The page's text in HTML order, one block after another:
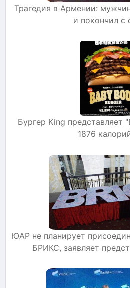
Трагедия в Армении:
и покончил с
Бургер King представляет
1876
ЮАР не планирует
БРИКС, заявляет